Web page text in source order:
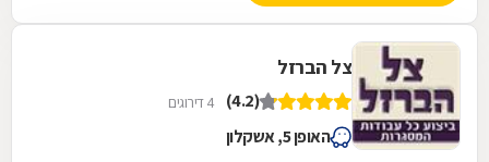
צל הברזל
(4.2) 4 דירוגים
האופן 5, אשקלון